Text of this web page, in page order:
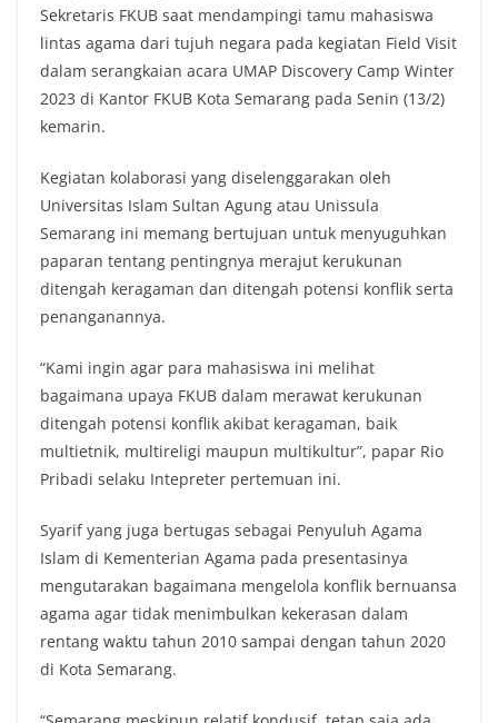
Sekretaris FKUB saat mendampingi tamu mahasiswa
lintas agama dari tujuh negara pada kegiatan Field Visit
dalam serangkaian acara UMAP Discovery Camp Winter
2023 di Kantor FKUB Kota Semarang pada Senin (13/2)
kemarin.
Kegiatan kolaborasi yang diselenggarakan oleh
Universitas Islam Sultan Agung atau Unissula
Semarang ini memang bertujuan untuk menyuguhkan
paparan tentang pentingnya merajut kerukunan
ditengah keragaman dan ditengah potensi konflik serta
penanganannya.
“Kami ingin agar para mahasiswa ini melihat
bagaimana upaya FKUB dalam merawat kerukunan
ditengah potensi konflik akibat keragaman, baik
multietnik, multireligi maupun multikultur”, papar Rio
Pribadi selaku Intepreter pertemuan ini.
Syarif yang juga bertugas sebagai Penyuluh Agama
Islam di Kementerian Agama pada presentasinya
mengutarakan bagaimana mengelola konflik bernuansa
agama agar tidak menimbulkan kekerasan dalam
rentang waktu tahun 2010 sampai dengan tahun 2020
di Kota Semarang.